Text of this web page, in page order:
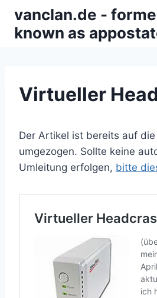
Inhalt
springen
vanclan.de -
known as
Virtueller
Der Artikel ist bereits auf
umgezogen. Sollte keine
Umleitung erfolgen, bitte